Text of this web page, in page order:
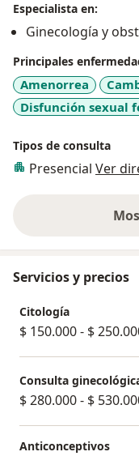
Especialista en:
Ginecología y
Principales
Amenorrea
Disfunción sexual
Tipos de consulta
Presencial Ver
Servicios y precios
Citología
$ 150.000 - $
Consulta
$ 280.000 - $
Anticonceptivos